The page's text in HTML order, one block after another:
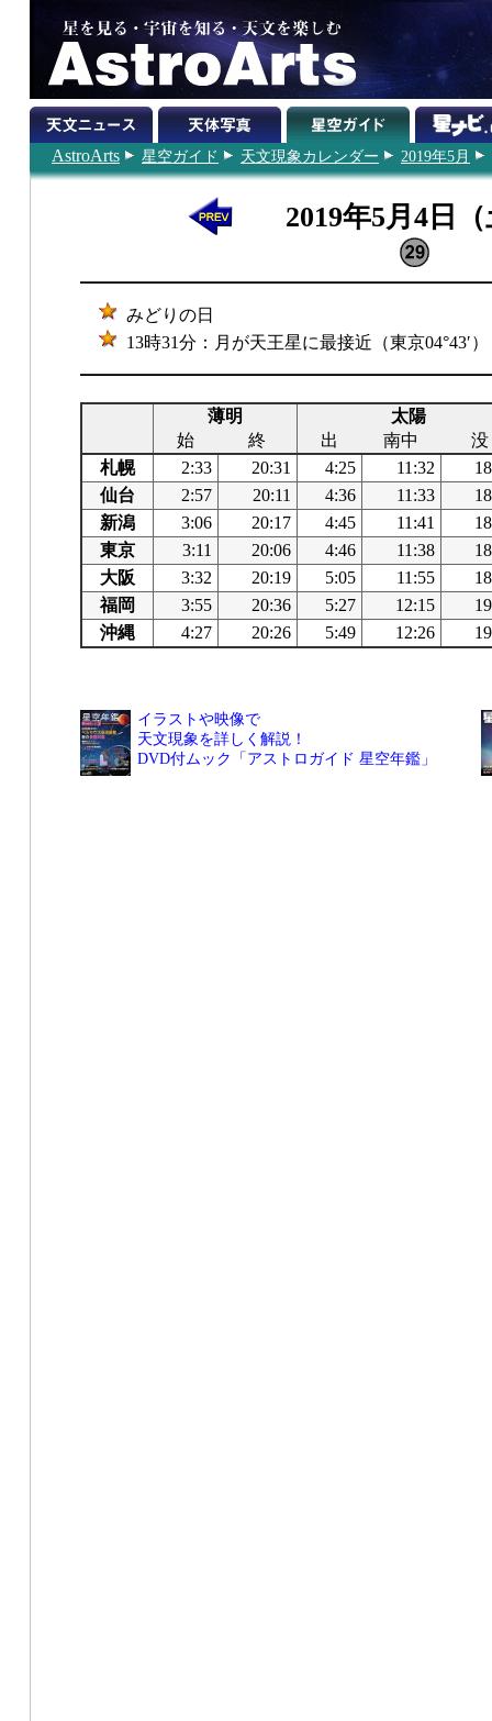
AstroArts 星空ガイド 天文現象カレンダー 2019年5月
2019年5月4日
みどりの日
13時31分：月が天王星に最接近（東京04°43′）
薄明
太陽
始
終 出 南中
没
札幌
2:33 20:31 4:25 11:32
仙台
2:57 20:11 4:36 11:33
新潟
3:06 20:17 4:45 11:41
東京
3:11 20:06 4:46 11:38
大阪
3:32 20:19 5:05 11:55
福岡
3:55 20:36 5:27 12:15
沖縄
4:27 20:26 5:49 12:26
イラストや映像で
天文現象を詳しく解説！
DVD付ムック「アストロガイド 星空年鑑」